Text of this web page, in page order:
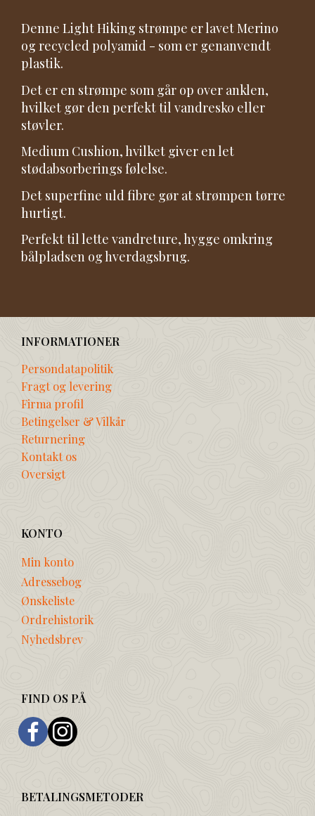
Denne Light Hiking strømpe er lavet Merino
og recycled polyamid - som er genanvendt
plastik.
Det er en strømpe som går op over anklen,
hvilket gør den perfekt til vandresko eller
støvler.
Medium Cushion, hvilket giver en let
stødabsorberings følelse.
Det superfine uld fibre gør at strømpen tørre
hurtigt.
Perfekt til lette vandreture, hygge omkring
bålpladsen og hverdagsbrug.
INFORMATIONER
Persondatapolitik
Fragt og levering
Firma profil
Betingelser & Vilkår
Returnering
Kontakt os
Oversigt
KONTO
Min konto
Adressebog
Ønskeliste
Ordrehistorik
Nyhedsbrev
FIND OS PÅ
BETALINGSMETODER